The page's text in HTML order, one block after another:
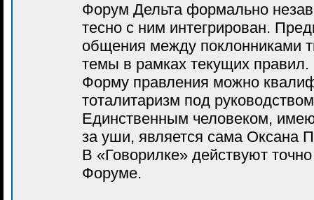
Форум Дельта формально
тесно с ним интегрирован.
общения между поклонниками
темы в рамках текущих правил.
Форму правления можно
тоталитаризм под
Единственным человеком,
за уши, является сама Оксана
В «Говорилке» действуют
Форуме.